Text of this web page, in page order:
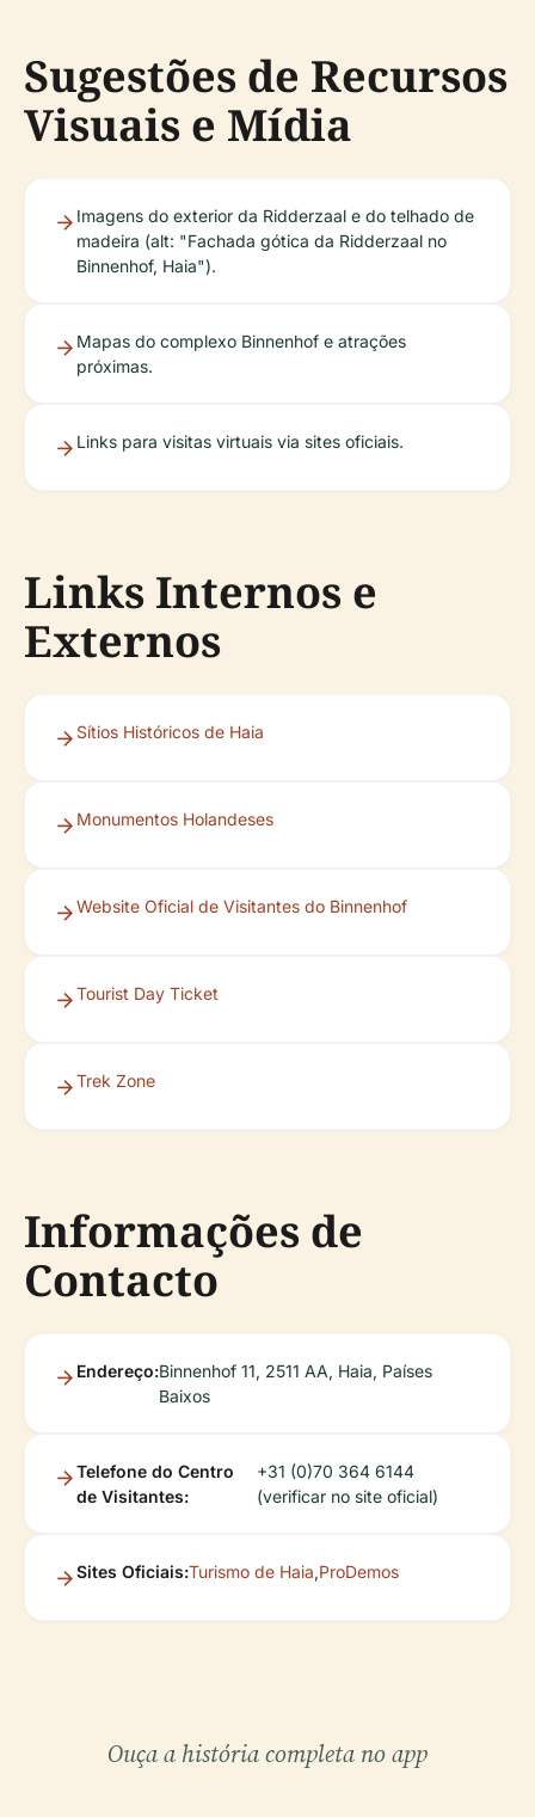
Sugestões de Recursos
Visuais e Mídia
Imagens do exterior da Ridderzaal e do telhado de
madeira (alt: "Fachada gótica da Ridderzaal no
Binnenhof, Haia").
Mapas do complexo Binnenhof e atrações
próximas.
Links para visitas virtuais via sites oficiais.
Links Internos e
Externos
Sítios Históricos de Haia
Monumentos Holandeses
Website Oficial de Visitantes do Binnenhof
Tourist Day Ticket
Trek Zone
Informações de
Contacto
Endereço:Binnenhof 11, 2511 AA, Haia, Países
Baixos
Telefone do Centro
de Visitantes:
+31 (0)70 364 6144
(verificar no site oficial)
Sites Oficiais:Turismo de Haia,ProDemos
Ouça a história completa no app